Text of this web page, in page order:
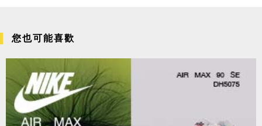
您也可能喜歡